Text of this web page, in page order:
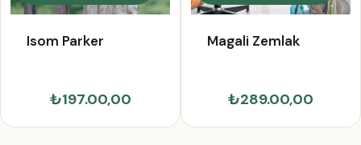
Isom Parker
₺197.00,00
Magali Zemlak
₺289.00,00